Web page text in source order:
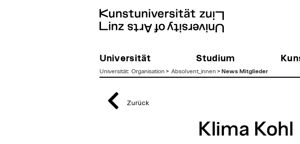
Universität Studium
Universität: Organisation > Absolvent_innen > News Mitglieder
Zurück
Klima Kohl